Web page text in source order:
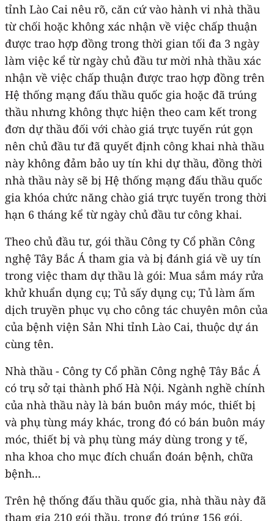
tỉnh Lào Cai nêu rõ, căn cứ vào hành vi nhà thầu
từ chối hoặc không xác nhận về việc chấp thuận
được trao hợp đồng trong thời gian tối đa 3 ngày
làm việc kể từ ngày chủ đầu tư mời nhà thầu xác
nhận về việc chấp thuận được trao hợp đồng trên
Hệ thống mạng đấu thầu quốc gia hoặc đã trúng
thầu nhưng không thực hiện theo cam kết trong
đơn dự thầu đối với chào giá trực tuyến rút gọn
nên chủ đầu tư đã quyết định công khai nhà thầu
này không đảm bảo uy tín khi dự thầu, đồng thời
nhà thầu này sẽ bị Hệ thống mạng đấu thầu quốc
gia khóa chức năng chào giá trực tuyến trong thời
hạn 6 tháng kể từ ngày chủ đầu tư công khai.
Theo chủ đầu tư, gói thầu Công ty Cổ phần Công
nghệ Tây Bắc Á tham gia và bị đánh giá về uy tín
trong việc tham dự thầu là gói: Mua sắm máy rửa
khử khuẩn dụng cụ; Tủ sấy dụng cụ; Tủ làm ấm
dịch truyền phục vụ cho công tác chuyên môn của
của bệnh viện Sản Nhi tỉnh Lào Cai, thuộc dự án
cùng tên.
Nhà thầu - Công ty Cổ phần Công nghệ Tây Bắc Á
có trụ sở tại thành phố Hà Nội. Ngành nghề chính
của nhà thầu này là bán buôn máy móc, thiết bị
và phụ tùng máy khác, trong đó có bán buôn máy
móc, thiết bị và phụ tùng máy dùng trong y tế,
nha khoa cho mục đích chuẩn đoán bệnh, chữa
bệnh...
Trên hệ thống đấu thầu quốc gia, nhà thầu này đã
tham gia 210 gói thầu, trong đó trúng 156 gói,